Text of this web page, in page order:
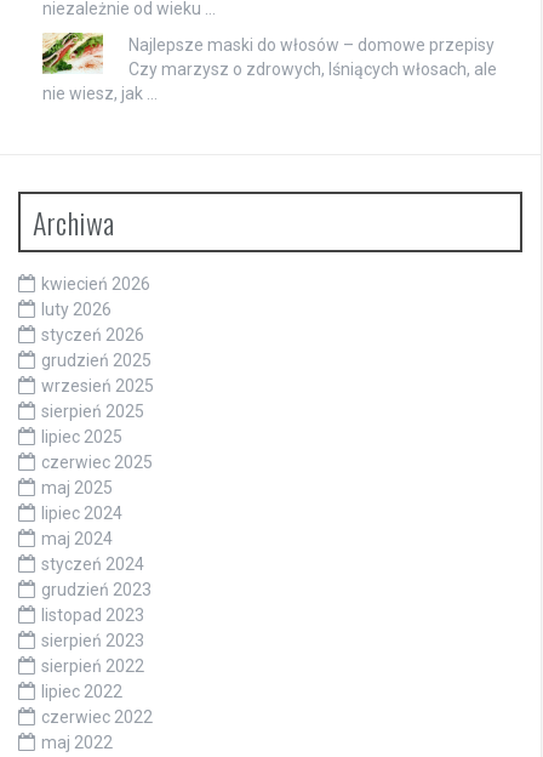
niezależnie od wieku …
Najlepsze maski do włosów – domowe przepisy
Czy marzysz o zdrowych, lśniących włosach, ale
nie wiesz, jak …
Archiwa
kwiecień 2026
luty 2026
styczeń 2026
grudzień 2025
wrzesień 2025
sierpień 2025
lipiec 2025
czerwiec 2025
maj 2025
lipiec 2024
maj 2024
styczeń 2024
grudzień 2023
listopad 2023
sierpień 2023
sierpień 2022
lipiec 2022
czerwiec 2022
maj 2022